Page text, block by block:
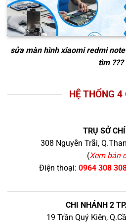
sửa màn hình xiaomi redmi
tìm ???
HỆ THỐNG 4
TRỤ SỞ
308 Nguyễn Trãi,
(Xem bản
Điện thoại: 0964 308
CHI NHÁNH 2
19 Trần Quý Kiên,